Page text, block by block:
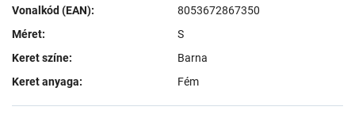
Vonalkód (EAN):
8053672867350
Méret:
S
Keret színe:
Barna
Keret anyaga:
Fém